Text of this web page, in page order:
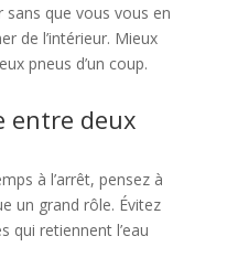
sans que vous vous en
de l’intérieur. Mieux
pneus d’un coup.
entre deux
à l’arrêt, pensez à
un grand rôle. Évitez
qui retiennent l’eau